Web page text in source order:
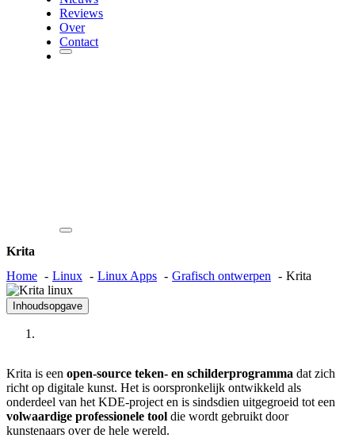
Reviews
Over
Contact
Krita
Home
Linux Linux Apps Grafisch ontwerpen Krita
Inhoudsopgave
Krita is een open-source teken- en schilderprogramma dat zich
richt op digitale kunst. Het is oorspronkelijk ontwikkeld als
onderdeel van het KDE-project en is sindsdien uitgegroeid tot een
volwaardige professionele tool die wordt gebruikt door
kunstenaars over de hele wereld.